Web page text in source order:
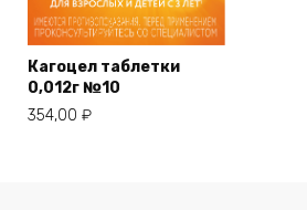
Кагоцел таблетки
0,012г №10
354,00 ₽